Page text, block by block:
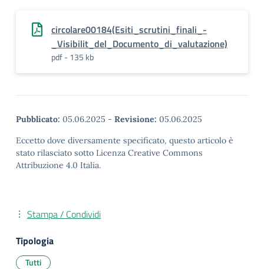
circolare00184(Esiti_scrutini_finali_-
_Visibilit_del_Documento_di_valutazione)
pdf - 135 kb
Pubblicato: 05.06.2025 - Revisione: 05.06.2025
Eccetto dove diversamente specificato, questo articolo è
stato rilasciato sotto Licenza Creative Commons
Attribuzione 4.0 Italia.
Stampa / Condividi
Tipologia
Tutti